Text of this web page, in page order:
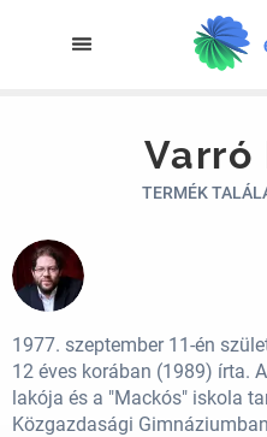
Varró
TERMÉK
1977. szeptember 11-én
12 éves korában (1989) írta.
lakója és a "Mackós" iskola
Közgazdasági